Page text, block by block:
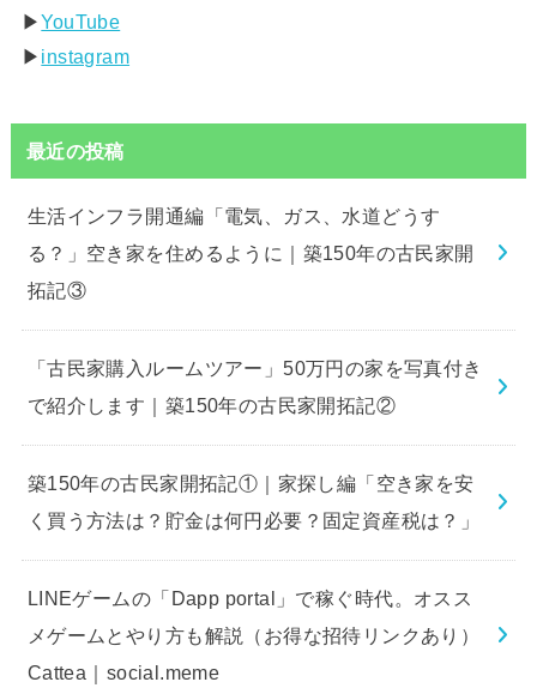
▶︎YouTube
▶︎ instagram
最近の投稿
生活インフラ開通編「電気、ガス、水道どうす
る？」空き家を住めるように｜築150年の古民家開
拓記③
「古民家購入ルームツアー」50万円の家を写真付き
で紹介します｜築150年の古民家開拓記②
築150年の古民家開拓記①｜家探し編「空き家を安
く買う方法は？貯金は何円必要？固定資産税は？」
LINEゲームの「Dapp portal」で稼ぐ時代。オスス
メゲームとやり方も解説（お得な招待リンクあり）
Cattea｜social.meme